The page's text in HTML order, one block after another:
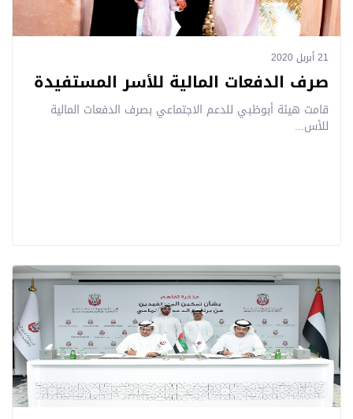
21 أبريل 2020
صرف الدفعات المالية للأسر المستفيدة
قامت هيئة أبوظبي للدعم الاجتماعي بصرف الدفعات المالية
للأس...